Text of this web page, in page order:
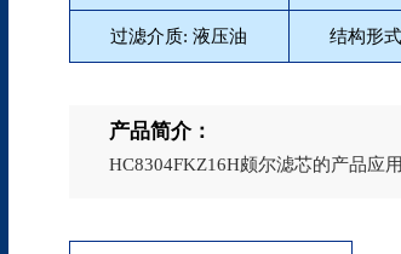
过滤介质: 液压油 结构形
产品简介：
HC8304FKZ16H颇尔滤芯的产品应